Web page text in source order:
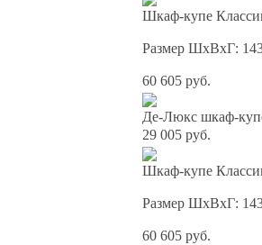
Шкаф-купе
Размер ШхВхГ:
60 605 руб.
Де-Люкс шкаф-
29 005 руб.
Шкаф-купе
Размер ШхВхГ:
60 605 руб.